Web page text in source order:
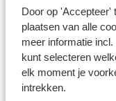
Door op 'Accepteer'
plaatsen van alle
meer informatie
kunt selecteren
elk moment je
intrekken.
Wave Resort
Hotel HVD Club
Hotel Alua Helios